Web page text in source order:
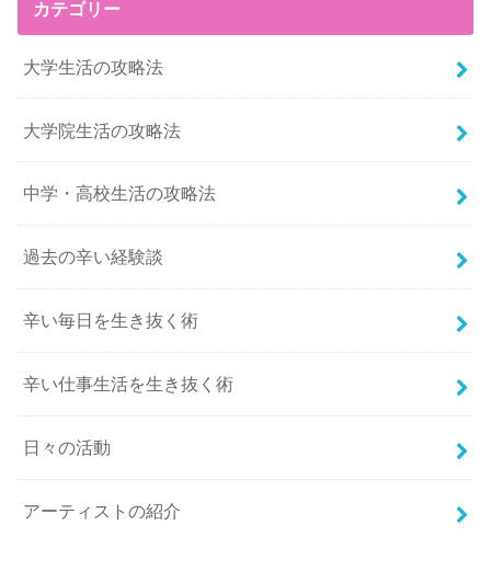
カテゴリー
大学生活の攻略法
大学院生活の攻略法
中学・高校生活の攻略法
過去の辛い経験談
辛い毎日を生き抜く術
辛い仕事生活を生き抜く術
日々の活動
アーティストの紹介